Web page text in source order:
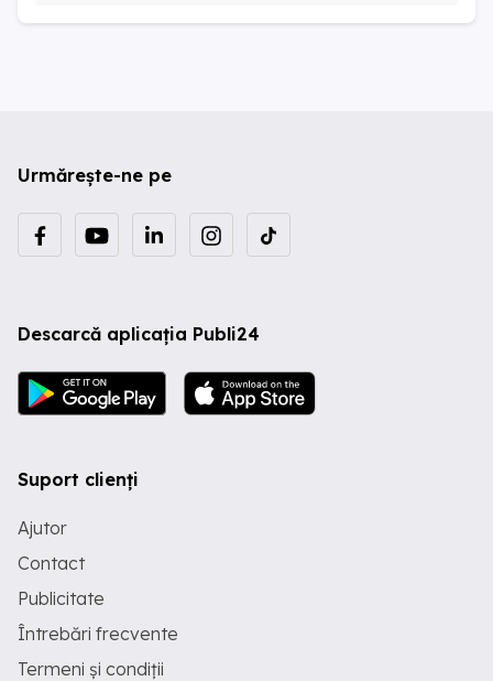
Urmărește-ne pe
Descarcă aplicația Publi24
Suport clienți
Ajutor
Contact
Publicitate
Întrebări frecvente
Termeni și condiții